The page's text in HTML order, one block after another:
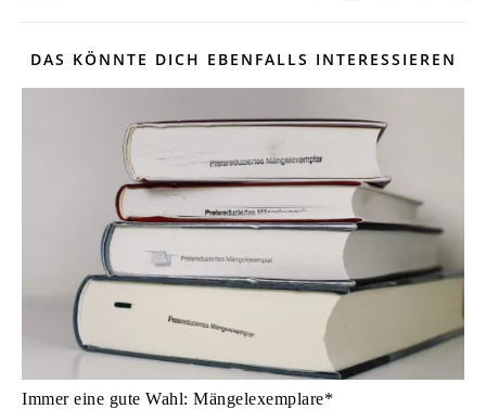
DAS KÖNNTE DICH EBENFALLS INTERESSIEREN
Immer eine gute Wahl: Mängelexemplare*